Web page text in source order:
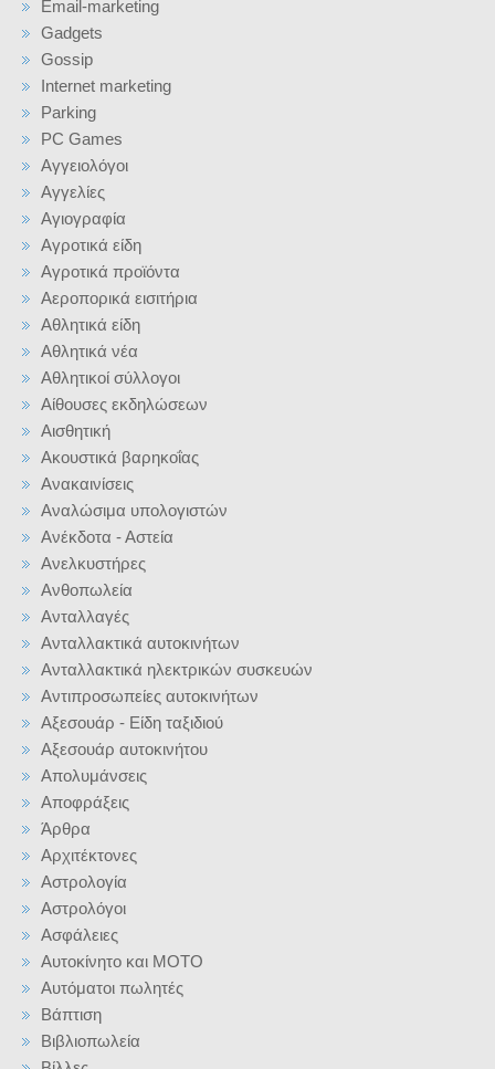
Email-marketing
Gadgets
Gossip
Internet marketing
Parking
PC Games
Αγγειολόγοι
Αγγελίες
Αγιογραφία
Αγροτικά είδη
Αγροτικά προϊόντα
Αεροπορικά εισιτήρια
Αθλητικά είδη
Αθλητικά νέα
Αθλητικοί σύλλογοι
Αίθουσες εκδηλώσεων
Αισθητική
Ακουστικά βαρηκοΐας
Ανακαινίσεις
Αναλώσιμα υπολογιστών
Ανέκδοτα - Αστεία
Ανελκυστήρες
Ανθοπωλεία
Ανταλλαγές
Ανταλλακτικά αυτοκινήτων
Ανταλλακτικά ηλεκτρικών συσκευών
Αντιπροσωπείες αυτοκινήτων
Αξεσουάρ - Είδη ταξιδιού
Αξεσουάρ αυτοκινήτου
Απολυμάνσεις
Αποφράξεις
Άρθρα
Αρχιτέκτονες
Αστρολογία
Αστρολόγοι
Ασφάλειες
Αυτοκίνητο και ΜΟΤΟ
Αυτόματοι πωλητές
Βάπτιση
Βιβλιοπωλεία